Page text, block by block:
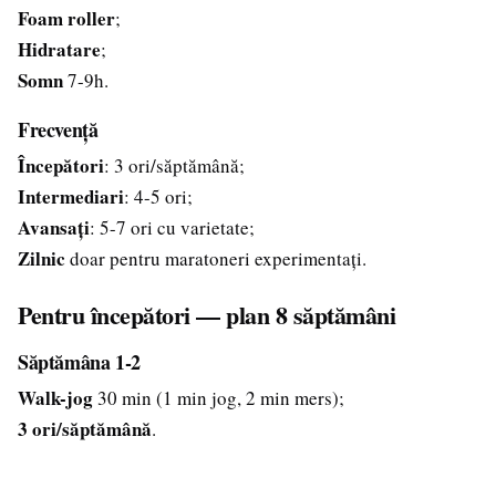
Foam roller;
Hidratare;
Somn7-9h.
Frecvență
Începători: 3 ori/săptămână;
Intermediari: 4-5 ori;
Avansați: 5-7 ori cu varietate;
Zilnic doar pentru maratoneri experimentați.
Pentru începători — plan 8 săptămâni
Săptămâna 1-2
Walk-jog30 min (1 min jog, 2 min mers);
3 ori/săptămână.